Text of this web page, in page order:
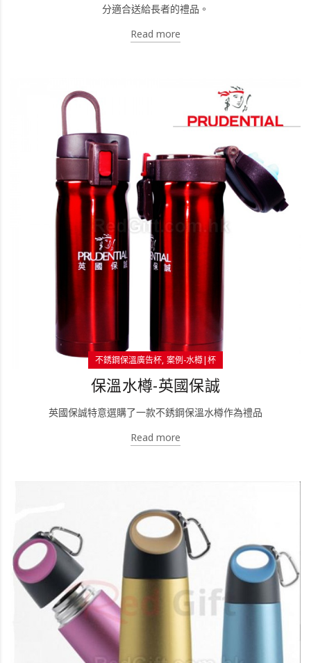
分適合送給長者的禮品。
Read more
不銹鋼保溫廣告杯 案例-水樽|杯
保溫水樽-英國保誠
英國保誠特意選購了一款不銹鋼保溫水樽作為禮品
Read more